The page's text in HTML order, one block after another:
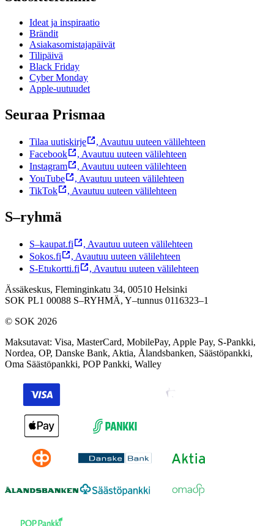
Ideat ja inspiraatio
Brändit
Asiakasomistajapäivät
Tilipäivä
Black Friday
Cyber Monday
Apple-uutuudet
Seuraa Prismaa
Tilaa uutiskirje , Avautuu uuteen välilehteen
Facebook
, Avautuu uuteen välilehteen
Instagram
, Avautuu uuteen välilehteen
YouTube
, Avautuu uuteen välilehteen
TikTok
, Avautuu uuteen välilehteen
S–ryhmä
S–kaupat.fi , Avautuu uuteen välilehteen
Sokos.fi
, Avautuu uuteen välilehteen
S-Etukortti.fi
, Avautuu uuteen välilehteen
Ässäkeskus, Fleminginkatu 34, 00510 Helsinki
SOK PL1 00088 S–RYHMÄ, Y–tunnus 0116323–1
© SOK 2026
Maksutavat: Visa, MasterCard, MobilePay, Apple Pay, S-Pankki,
Nordea, OP, Danske Bank, Aktia, Ålandsbanken, Säästöpankki,
Oma Säästöpankki, POP Pankki, Walley